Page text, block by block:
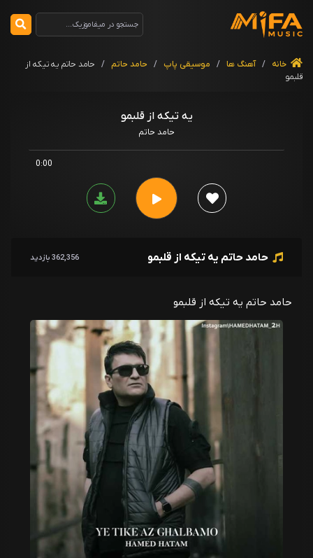
خانه / آهنگ ها / موسیقی پاپ / حامد حاتم /
حامد حاتم یه تیکه از
قلبمو
یه تیکه از قلبمو
حامد حاتم
0:00
حامد حاتم یه تیکه از قلبمو 362,356 بازدید
حامد حاتم یه تیکه از قلبمو